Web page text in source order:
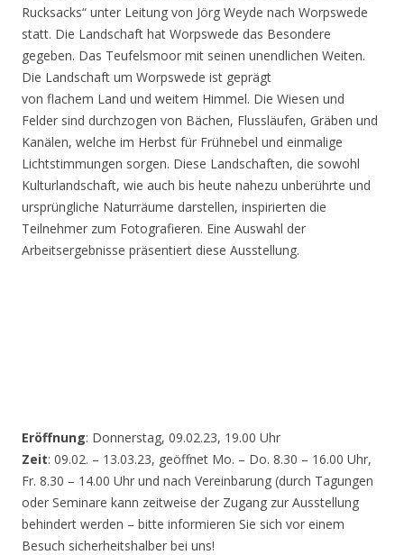
Rucksacks“ unter Leitung von Jörg Weyde nach Worpswede
statt. Die Landschaft hat Worpswede das Besondere
gegeben. Das Teufelsmoor mit seinen unendlichen Weiten.
Die Landschaft um Worpswede ist geprägt
von flachem Land und weitem Himmel. Die Wiesen und
Felder sind durchzogen von Bächen, Flussläufen, Gräben und
Kanälen, welche im Herbst für Frühnebel und einmalige
Lichtstimmungen sorgen. Diese Landschaften, die sowohl
Kulturlandschaft, wie auch bis heute nahezu unberührte und
ursprüngliche Naturräume darstellen, inspirierten die
Teilnehmer zum Fotografieren. Eine Auswahl der
Arbeitsergebnisse präsentiert diese Ausstellung.
Eröffnung: Donnerstag, 09.02.23, 19.00 Uhr
Zeit: 09.02. – 13.03.23, geöffnet Mo. – Do. 8.30 – 16.00 Uhr,
Fr. 8.30 – 14.00 Uhr und nach Vereinbarung (durch Tagungen
oder Seminare kann zeitweise der Zugang zur Ausstellung
behindert werden – bitte informieren Sie sich vor einem
Besuch sicherheitshalber bei uns!